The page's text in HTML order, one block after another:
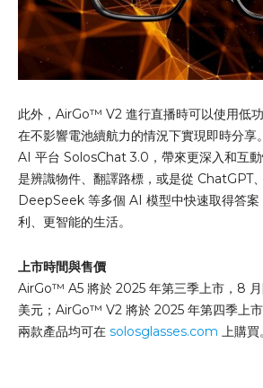
此外，AirGo™ V2 進行直播時可以使用低
在不影響電池續航力的情況下實現即時分享
AI 平台 SolosChat 3.0，帶來更深入和互
是辨識物件、翻譯路標，或是從 ChatGPT
DeepSeek 等多個 AI 模型中快速取得答案
利、更智能的生活。
上市時間與售價
AirGo™ A5 將於 2025 年第三季上市，8
美元；AirGo™ V2 將於 2025 年第四季上
兩款產品均可在 solosglasses.com 上購買。